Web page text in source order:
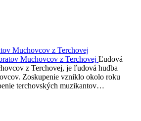
Muchovcov z Terchovej
Ľudová
z Terchovej, je ľudová hudba
Zoskupenie vzniklo okolo roku
terchovských muzikantov…